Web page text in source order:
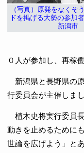
（写真）原発をなくそ
ドを掲げる大勢の参加
新潟市
０人が参加し、再稼
新潟県と長野県の
行委員会が主催しまし
植木史将実行委員
動きを止めるために
世論を広げよう」とあ